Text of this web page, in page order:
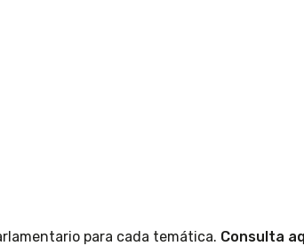
para cada temática. Consulta